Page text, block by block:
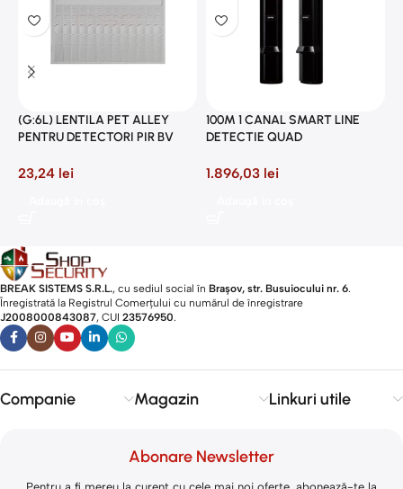
(G:6L) LENTILA PET ALLEY
PENTRU DETECTORI PIR BV
23,24 lei
100M 1 CANAL SMART LINE
DETECTIE QUAD
1.896,03 lei
BREAK SISTEMS S.R.L., cu sediul social în Brașov, str. Busuiocului nr. 6.
Înregistrată la Registrul Comerțului cu numărul de înregistrare
J2008000843087, CUI 23576950.​
Companie Magazin Linkuri utile
Abonare Newsletter